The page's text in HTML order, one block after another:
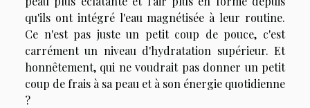
qu'ils ont intégré l'eau magnétisée à leur routine.
Ce n'est pas juste un petit coup de pouce, c'est
carrément un niveau d'hydratation supérieur. Et
honnêtement, qui ne voudrait pas donner un petit
coup de frais à sa peau et à son énergie quotidienne
?